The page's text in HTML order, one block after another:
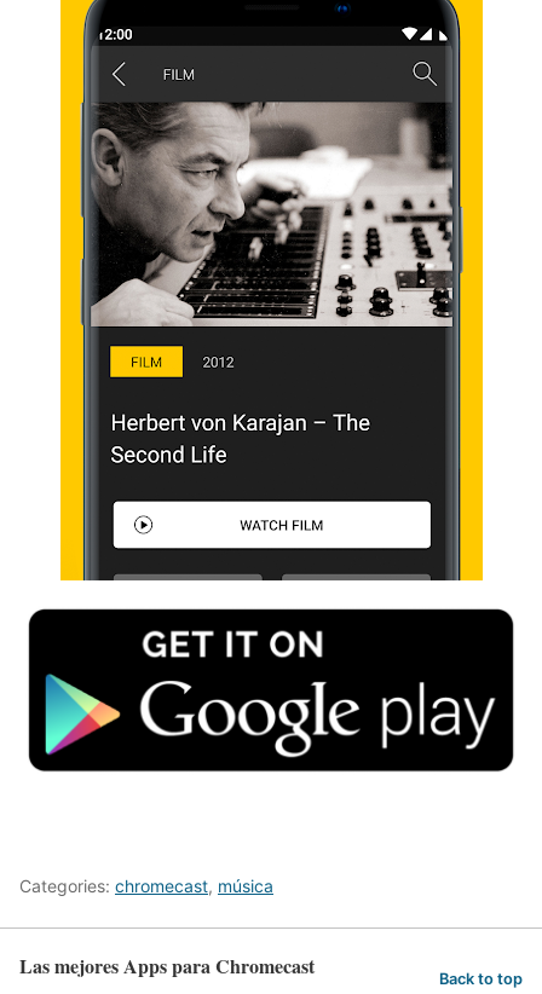
Categories: chromecast, música
Las mejores Apps para Chromecast Back to top